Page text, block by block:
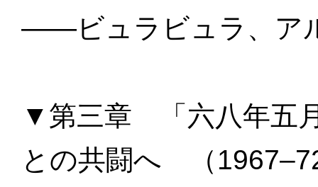
――ビュラビュラ、ア
▼第三章 「六八年五
との共闘へ （